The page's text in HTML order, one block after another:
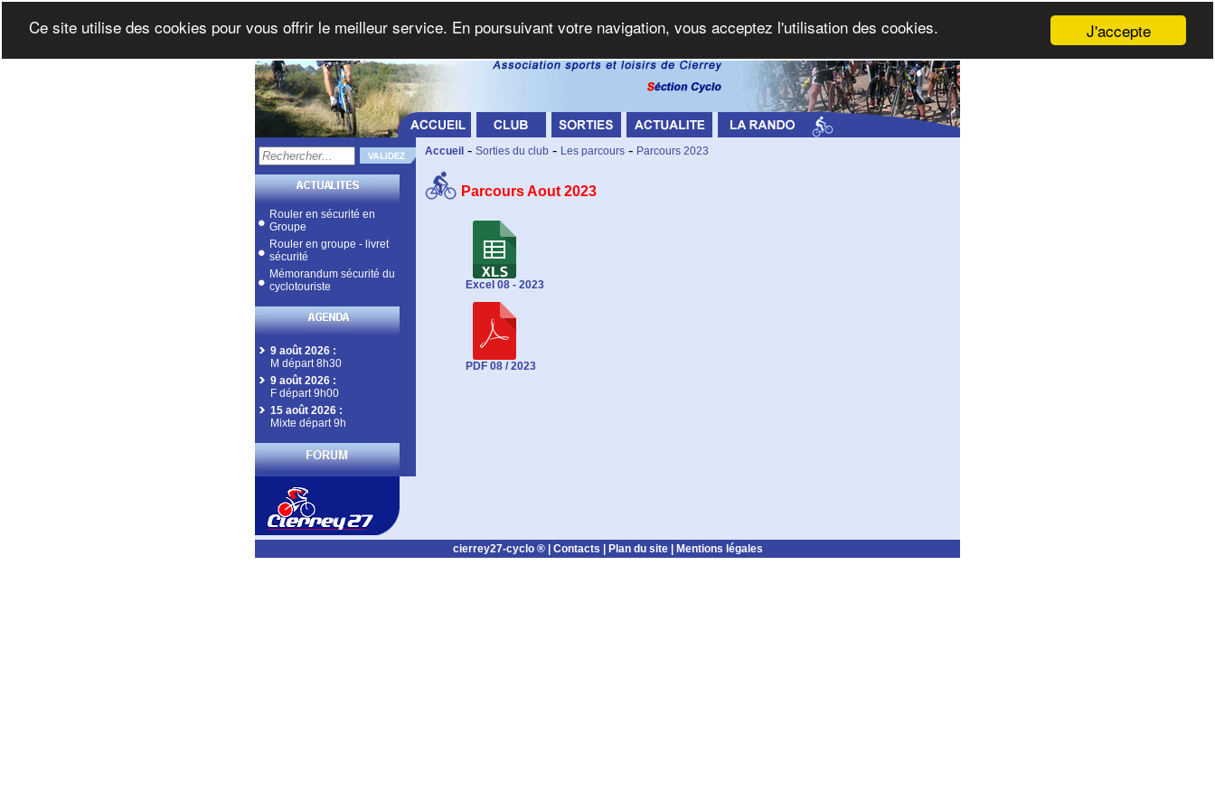
Rouler en sécurité en
Groupe
Rouler en groupe - livret
sécurité
Mémorandum sécurité du
cyclotouriste
9 août 2026 :
M départ 8h30
9 août 2026 :
F départ 9h00
15 août 2026 :
Mixte départ 9h
Accueil - Sorties du club - Les parcours - Parcours 2023
Parcours Aout 2023
Excel 08 - 2023
PDF 08 / 2023
cierrey27-cyclo ® | Contacts Plan du site Mentions légales
J'accepte
Ce site utilise des cookies pour vous offrir le meilleur service. En poursuivant votre navigation, vous acceptez l'utilisation des cookies.